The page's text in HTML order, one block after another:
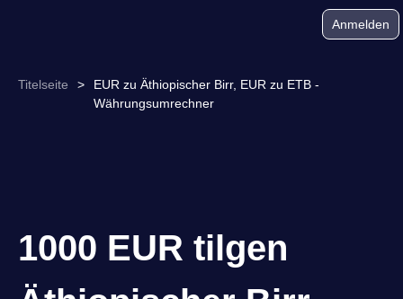
Anmelden
Titelseite >
EUR zu Äthiopischer Birr, EUR zu ETB -
Währungsumrechner
1000 EUR tilgen